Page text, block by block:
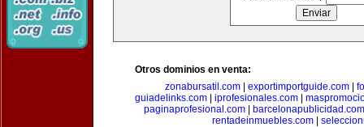
Otros dominios en venta:
zonabursatil.com
exportimportguide.com
guiadelinks.com
iprofesionales.com
paginaprofesional.com|
barcelonapublicidad.com
rentadeinmuebles.com|